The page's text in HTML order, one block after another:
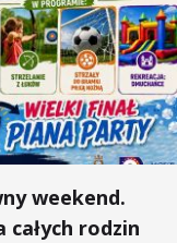
weekend.
rodzin